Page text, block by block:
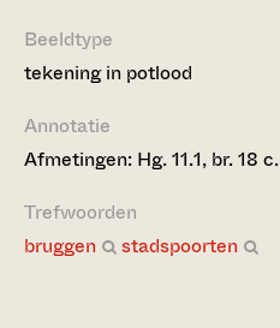
Beeldtype
tekening in potlood
Annotatie
Afmetingen: Hg. 11.1, br. 18 c.
Trefwoorden
bruggen
stadspoorten